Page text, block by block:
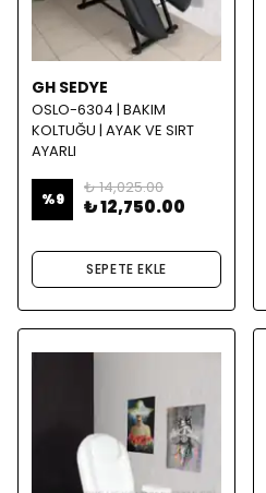
GH SEDYE
OSLO-6304 | BAKIM
KOLTUĞU | AYAK VE SIRT
AYARLI
%9
₺ 14,025.00
₺ 12,750.00
SEPETE EKLE